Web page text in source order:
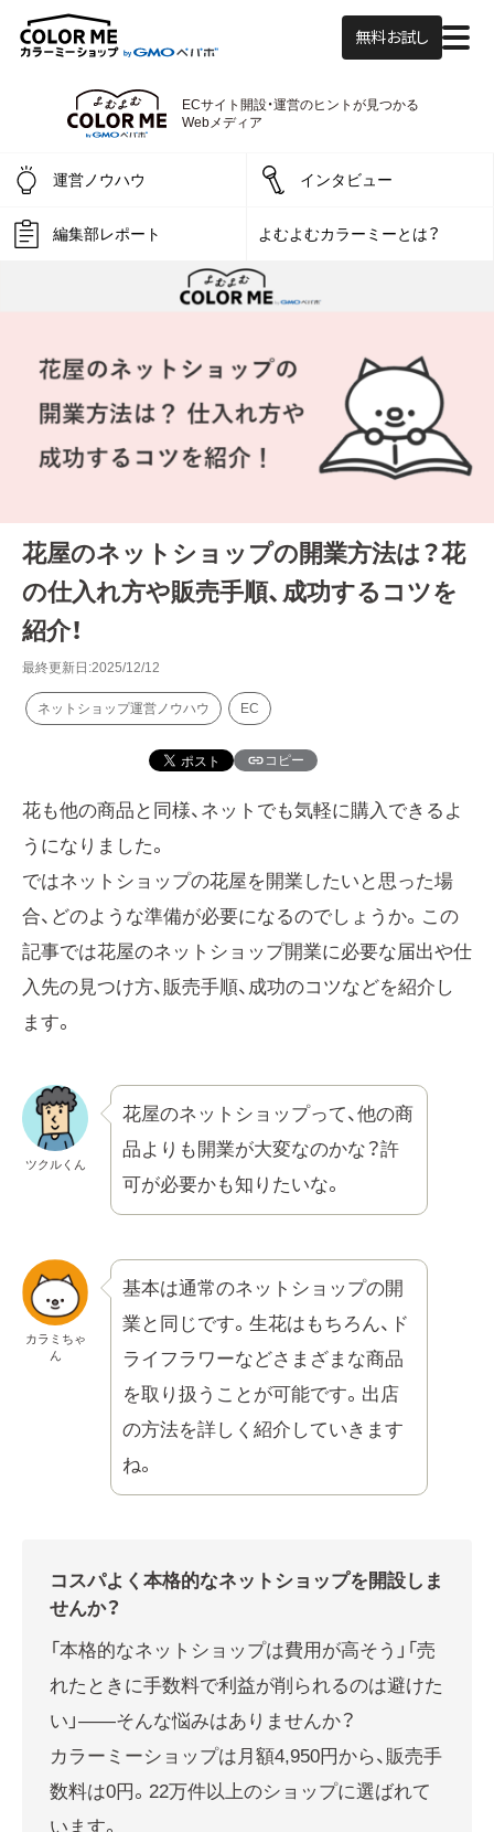
無料お試し
よむよむカラーミー
ECサイト開設・運営のヒントが見つかる
Webメディア
運営ノウハウ インタビュー
編集部レポート よむよむカラーミーとは？
花屋のネットショップの開業方法は？花
の仕入れ方や販売手順、成功するコツを
紹介！
最終更新日:2025/12/12
ネットショップ運営ノウハウ EC
コピー
花も他の商品と同様、ネットでも気軽に購入できるよ
うになりました。
ではネットショップの花屋を開業したいと思った場
合、どのような準備が必要になるのでしょうか。この
記事では花屋のネットショップ開業に必要な届出や仕
入先の見つけ方、販売手順、成功のコツなどを紹介し
ます。
ツクルくん
花屋のネットショップって、他の商
品よりも開業が大変なのかな？許
可が必要かも知りたいな。
カラミちゃ
ん
基本は通常のネットショップの開
業と同じです。生花はもちろん、ド
ライフラワーなどさまざまな商品
を取り扱うことが可能です。出店
の方法を詳しく紹介していきます
ね。
コスパよく本格的なネットショップを開設しま
せんか？
「本格的なネットショップは費用が高そう」「売
れたときに手数料で利益が削られるのは避けた
い」——そんな悩みはありませんか？
カラーミーショップは月額4,950円から、販売手
数料は0円。22万件以上のショップに選ばれて
います。